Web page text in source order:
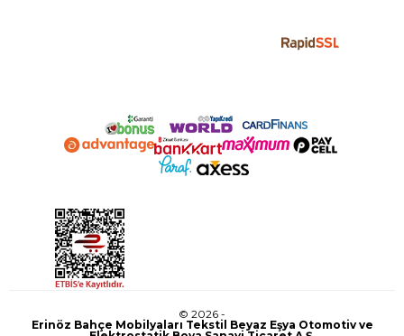
© 2026 -
Erinöz Bahçe Mobilyaları Tekstil Beyaz Eşya Otomotiv ve